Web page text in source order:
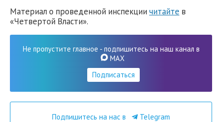
Материал о проведенной инспекции читайте в
«Четвертой Власти».
Не пропустите главное - подпишитесь на наш канал в
MAX
Подписаться
Подпишитесь на нас в
Telegram